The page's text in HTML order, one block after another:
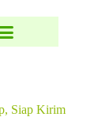
Siap Kirim